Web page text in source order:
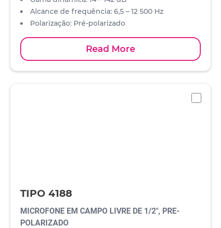
Alcance de frequência: 6,5 – 12 500 Hz
Polarização: Pré-polarizado
Sensibilidade: 50 mV/Pa
Normas: IEC 61672 Classe 1 e ANSI S 1.4 Tipo 1
Read More
TIPO 4188
MICROFONE EM CAMPO LIVRE DE 1/2", PRE-
POLARIZADO